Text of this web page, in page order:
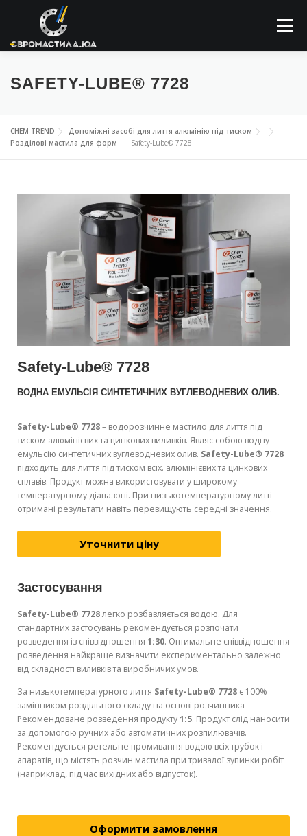
Меню
ПРО КОМПАНІЮ МАСТИЛЬНІ МАТЕРІАЛИ
ЗАСТОСОВУННЯ НОВИНИ КОНТАКТИ
SAFETY-LUBE® 7728
CHEM TREND
Допоміжні засобі для лиття алюмінію під тиском
Розділові мастила для форм
Safety-Lube® 7728
Safety-Lube® 7728
ВОДНА ЕМУЛЬСІЯ СИНТЕТИЧНИХ ВУГЛЕВОДНЕВИХ ОЛИВ.
Safety-Lube® 7728– водорозчинне мастило для лиття під
тиском алюмінієвих та цинкових виливків. Являє собою водну
емульсію синтетичних вуглеводневих олив. Safety-Lube® 7728
підходить для лиття під тиском всіх. алюмінієвих та цинкових
сплавів. Продукт можна використовувати у широкому
температурному діапазоні. При низькотемпературному литті
отримані результати навіть перевищують середні значення.
Уточнити ціну
Застосування
Safety-Lube® 7728легко розбавляється водою. Для
стандартних застосувань рекомендується розпочати
розведення із співвідношення 1:30. Оптимальне співвідношення
розведення найкраще визначити експериментально залежно
від складності виливків та виробничих умов.
За низькотемпературного лиття Safety-Lube® 7728 є 100%
замінником роздільного складу на основі розчинника
Рекомендоване розведення продукту1:5. Продукт слід наносити
за допомогою ручних або автоматичних розпилювачів.
Рекомендується ретельне промивання водою всіх трубок і
апаратів, що містять розчин мастила при тривалої зупинки робіт
(наприклад, під час вихідних або відпусток).
Оформити замовлення